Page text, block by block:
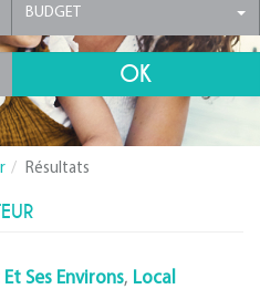
BUDGET
Résultats
Ses Environs, Local